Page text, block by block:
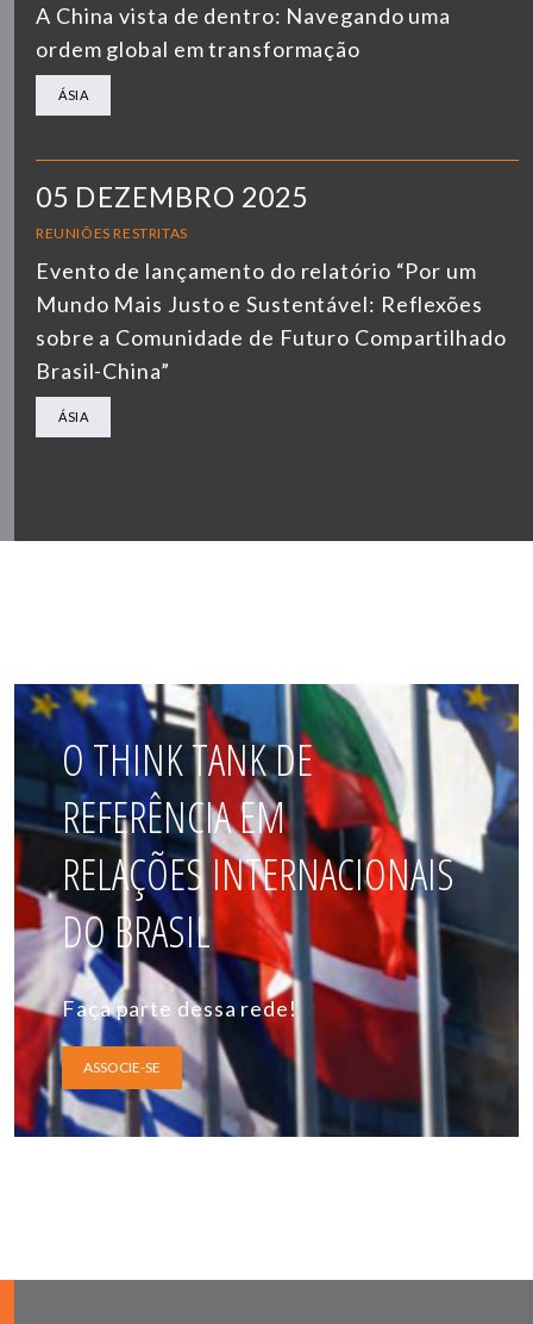
A China vista de dentro: Navegando uma
ordem global em transformação
ÁSIA
05 DEZEMBRO 2025
REUNIÕES RESTRITAS
Evento de lançamento do relatório “Por um
Mundo Mais Justo e Sustentável: Reflexões
sobre a Comunidade de Futuro Compartilhado
Brasil-China”
ÁSIA
O THINK TANK DE
REFERÊNCIA EM
RELAÇÕES INTERNACIONAIS
DO BRASIL
Faça parte dessa rede!
ASSOCIE-SE